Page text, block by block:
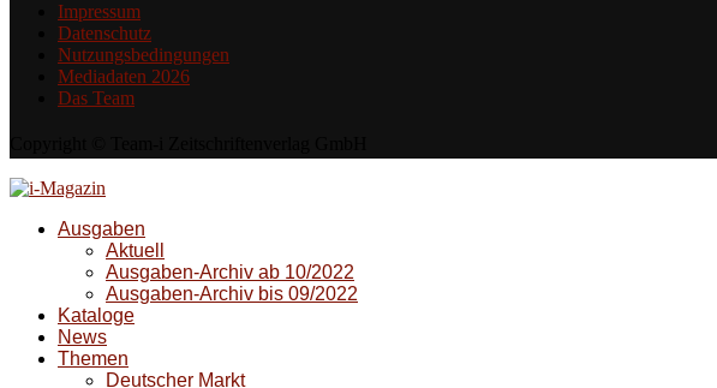
Impressum
Datenschutz
Nutzungsbedingungen
Mediadaten 2026
Das Team
Ausgaben
Aktuell
Ausgaben-Archiv ab 10/2022
Ausgaben-Archiv bis 09/2022
Kataloge
News
Themen
Deutscher Markt